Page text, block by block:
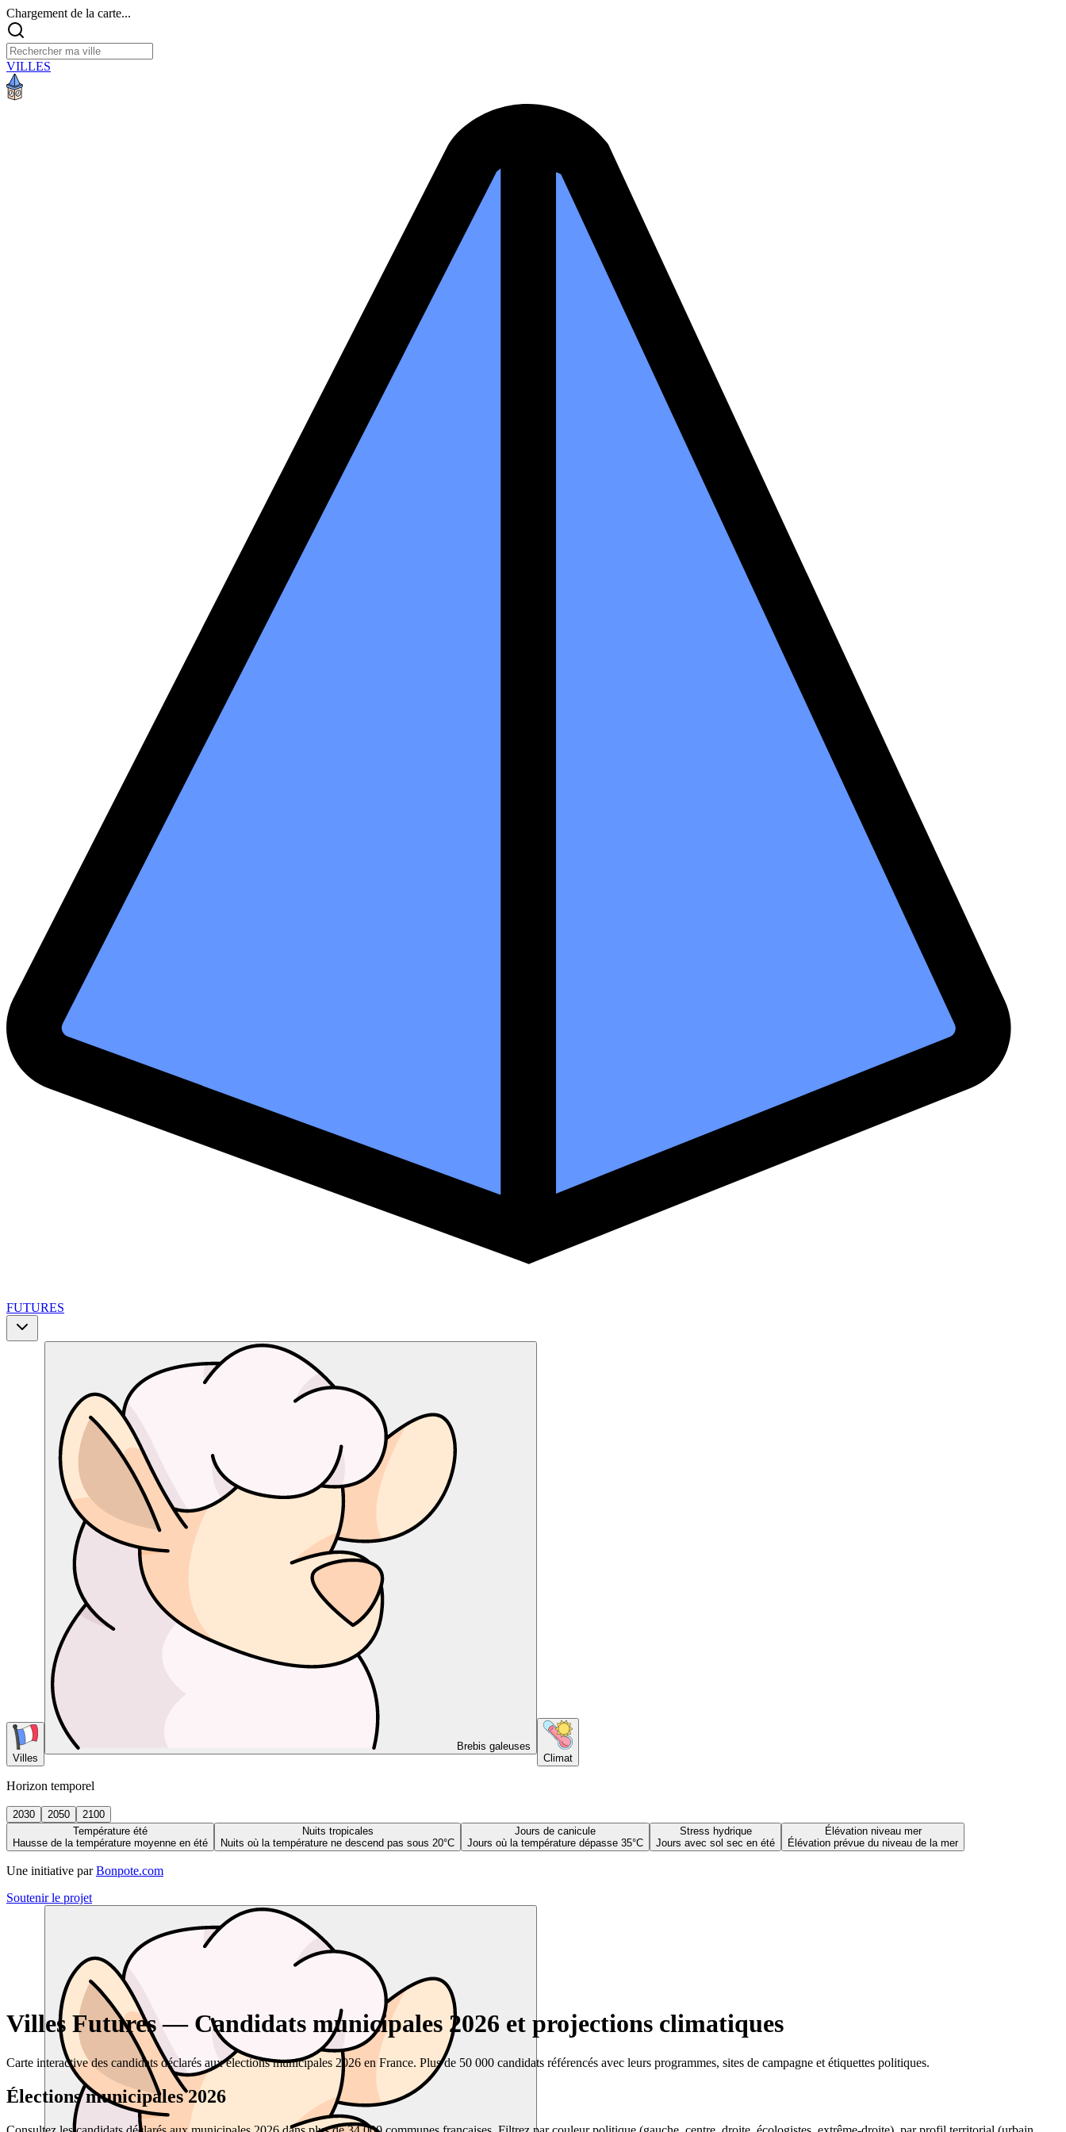
Chargement de la carte...
VILLES
FUTURES
Villes
Brebis galeuses
Climat
Horizon temporel
2030 2050
2100
Température été
Hausse de la température moyenne en été
Nuits tropicales
Nuits où la température ne descend pas sous 20°C
Jours de canicule
Jours où la température dépasse 35°C
Stress hydrique
Jours avec sol sec en été
Élévation niveau mer
Élévation prévue du niveau de la mer
Une initiative par Bonpote.com
Soutenir le projet
Villes Futures — Candidats municipales 2026 et projections climatiques
Carte interactive des candidats déclarés aux élections municipales 2026 en France. Plus de 50 000 candidats référencés avec leurs programmes, sites de campagne et étiquettes politiques.
Élections municipales 2026